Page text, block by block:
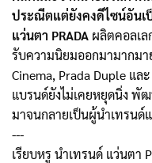
ประณีตแต่ยังคงดีไซน์อัน
แว่นตา PRADA ผลิตคอลเ
รับความนิยมออกมามากมา
Cinema, Prada Duple แ
แบรนด์ยังไม่เคยหยุดนิ่ง พั
มาจนกลายเป็นผู้นำเทรนด์
---
เรียบหรู นำเทรนด์ แว่นตา